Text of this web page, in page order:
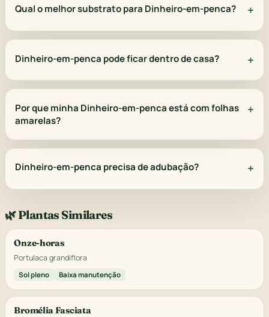
Qual o melhor substrato para Dinheiro-em-penca?
Dinheiro-em-penca pode ficar dentro de casa?
Por que minha Dinheiro-em-penca está com folhas
amarelas?
Dinheiro-em-penca precisa de adubação?
🌿 Plantas Similares
Onze-horas
Portulaca grandiflora
Sol pleno Baixa manutenção
Bromélia Fasciata